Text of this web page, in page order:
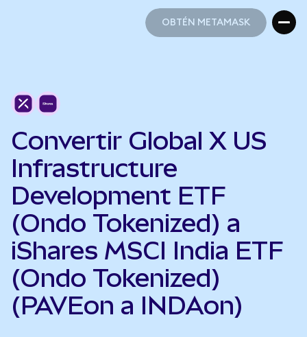
OBTÉN METAMASK
Convertir Global X US
Infrastructure
Development ETF
(Ondo Tokenized) a
iShares MSCI India ETF
(Ondo Tokenized)
(PAVEon a INDAon)